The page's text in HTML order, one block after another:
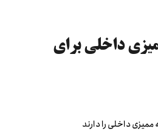
ممیزی داخلی برای
ممیزی داخلی را دارند